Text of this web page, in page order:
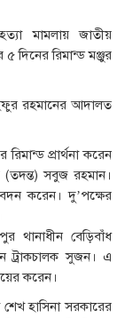
মামলায় জাতীয়
দিনের রিমান্ড মঞ্জুর
রহমানের আদালত
প্রার্থনা করেন
(তদন্ত) সবুজ রহমান।
করেন। দু’পক্ষের
থানাধীন বেড়িবাঁধ
ট্রাকচালক সুজন। এ
করেন।
হাসিনা সরকারের